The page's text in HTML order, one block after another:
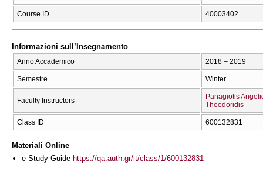
Course ID 40003402
Informazioni sull’Insegnamento
Anno Accademico 2018 – 2019
Semestre Winter
Faculty Instructors
Panagiotis
Theodoridis
Class ID 600132831
Materiali Online
e-Study Guide https://qa.auth.gr/it/class/1/600132831